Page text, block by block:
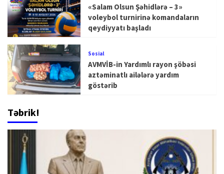
«Salam Olsun Şəhidlərə – 3»
voleybol turnirinə komandaların
qeydiyyatı başladı
Sosial
AVMVİB-in Yardımlı rayon şöbəsi
aztəminatlı ailələrə yardım
göstərib
Təbrik!